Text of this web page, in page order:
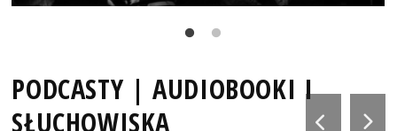
PODCASTY | AUDIOBOOKI I
SŁUCHOWISKA